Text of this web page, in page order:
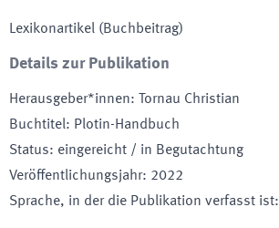
Lexikonartikel (Buchbeitrag)
Details zur Publikation
Herausgeber*innen:
Tornau Christian
Buchtitel: Plotin-Handbuch
Status: eingereicht / in Begutachtung
Veröffentlichungsjahr: 2022
Sprache, in der die Publikation verfasst ist: